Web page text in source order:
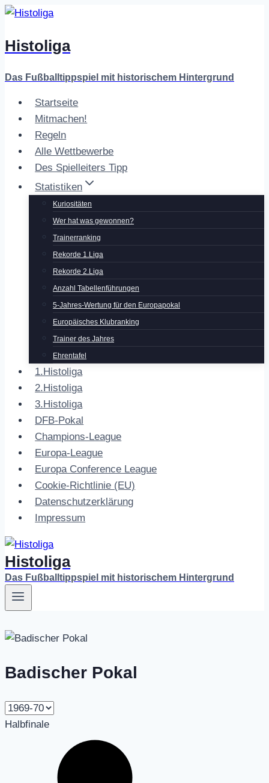
Zum
springen
Histoliga
Das Fußballtippspiel mit historischem Hintergrund
Startseite
Mitmachen!
Regeln
Alle Wettbewerbe
Des Spielleiters Tipp
Statistiken
Kuriositäten
Wer hat was gewonnen?
Trainerranking
Rekorde 1.Liga
Rekorde 2.Liga
Anzahl Tabellenführungen
5-Jahres-Wertung für den Europapokal
Europäisches Klubranking
Trainer des Jahres
Ehrentafel
1.Histoliga
2.Histoliga
3.Histoliga
DFB-Pokal
Champions-League
Europa-League
Europa Conference League
Cookie-Richtlinie (EU)
Datenschutzerklärung
Impressum
Histoliga
Das Fußballtippspiel mit historischem Hintergrund
Badischer Pokal
Halbfinale